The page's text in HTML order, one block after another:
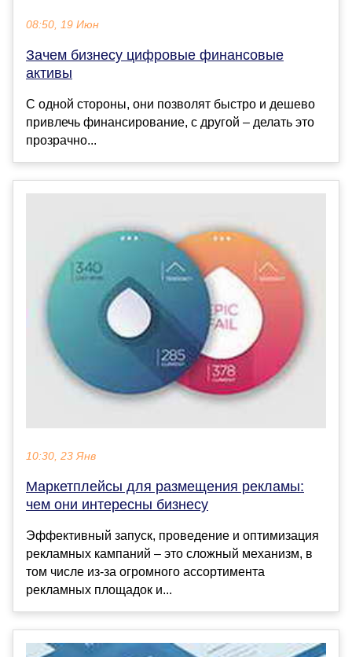
08:50, 19 Июн
Зачем бизнесу цифровые финансовые
активы
С одной стороны, они позволят быстро и дешево
привлечь финансирование, с другой – делать это
прозрачно...
10:30, 23 Янв
Маркетплейсы для размещения рекламы:
чем они интересны бизнесу
Эффективный запуск, проведение и оптимизация
рекламных кампаний – это сложный механизм, в
том числе из-за огромного ассортимента
рекламных площадок и...